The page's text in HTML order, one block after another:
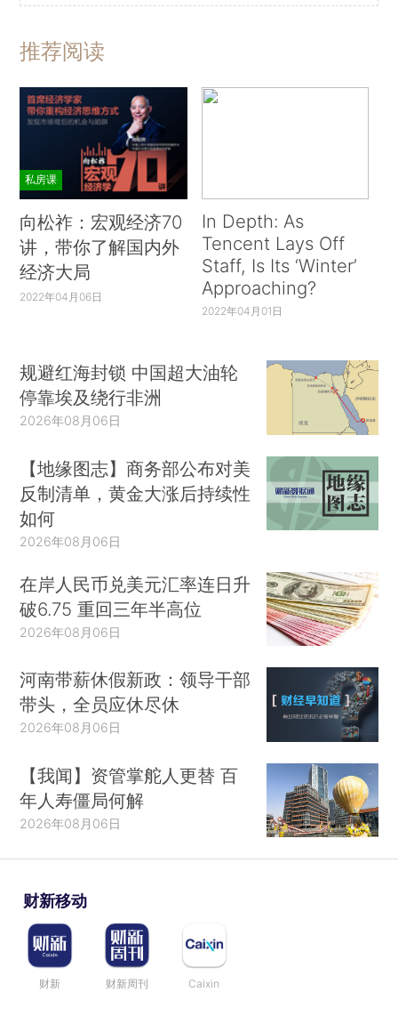
推荐阅读
私房课
向松祚：宏观经济70
讲，带你了解国内外
经济大局
2022年04月06日
In Depth: As
Tencent Lays Off
Staff, Is Its ‘Winter’
Approaching?
2022年04月01日
规避红海封锁 中国超大油轮
停靠埃及绕行非洲
2026年08月06日
【地缘图志】商务部公布对美
反制清单，黄金大涨后持续性
如何
2026年08月06日
在岸人民币兑美元汇率连日升
破6.75 重回三年半高位
2026年08月06日
河南带薪休假新政：领导干部
带头，全员应休尽休
2026年08月06日
【我闻】资管掌舵人更替 百
年人寿僵局何解
2026年08月06日
财新移动
财新 财新周刊 Caixin